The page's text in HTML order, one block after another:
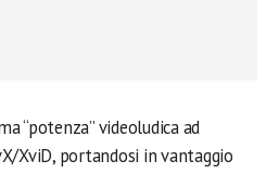
“potenza” videoludica ad
XviD, portandosi in vantaggio